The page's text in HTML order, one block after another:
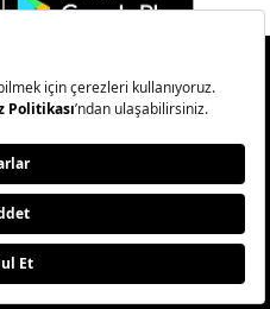
Mahallesi Kuşbakışı
İstanbul
Metni